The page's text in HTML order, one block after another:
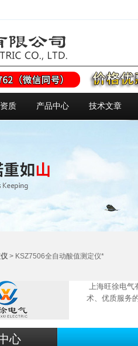
质 产品中心 技术文章
> KSZ7506全自动酸值测定仪*
上海旺徐电气
术、优质服务
心